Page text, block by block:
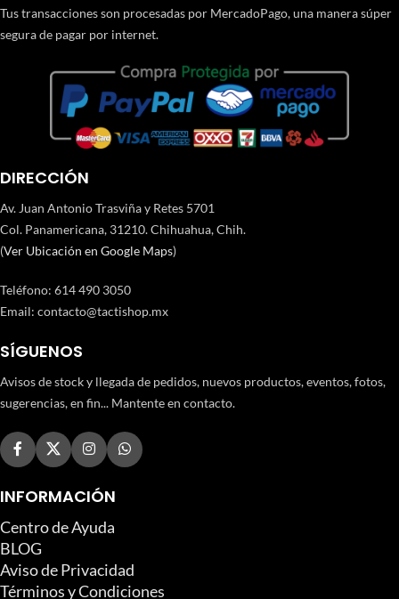
Tus transacciones son procesadas por MercadoPago, una manera súper
segura de pagar por internet.
DIRECCIÓN
Av. Juan Antonio Trasviña y Retes 5701
Col. Panamericana, 31210. Chihuahua, Chih.
(Ver Ubicación en Google Maps)
Teléfono: 614 490 3050
Email: contacto@tactishop.mx
SÍGUENOS
Avisos de stock y llegada de pedidos, nuevos productos, eventos, fotos,
sugerencias, en fin... Mantente en contacto.
INFORMACIÓN
Centro de Ayuda
BLOG
Aviso de Privacidad
Términos y Condiciones